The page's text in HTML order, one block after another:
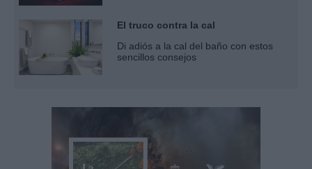
El truco contra la cal
Di adiós a la cal del baño con estos
sencillos consejos